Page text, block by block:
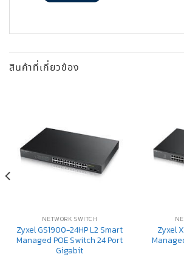
สินค้าที่เกี่ยวข้อง
NETWORK SWITCH
Zyxel GS1900-24HP L2 Smart
Managed POE Switch 24 Port
Gigabit
Zyxel